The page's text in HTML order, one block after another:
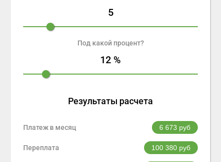
5
Под какой процент?
12 %
Результаты расчета
Платеж в месяц 6 673 руб
Переплата 100 380руб